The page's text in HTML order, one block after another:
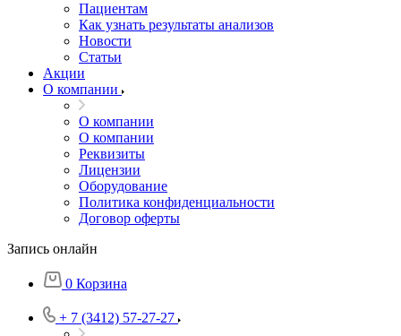
Пациентам
Как узнать результаты анализов
Новости
Статьи
Акции
О компании
О компании
О компании
Реквизиты
Лицензии
Оборудование
Политика конфиденциальности
Договор оферты
Запись онлайн
0 Корзина
+ 7 (3412) 57-27-27